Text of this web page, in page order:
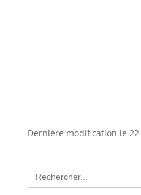
Dernière modification le
Search
for: